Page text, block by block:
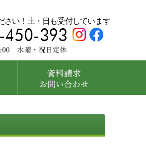
さい！土・日も受付しています